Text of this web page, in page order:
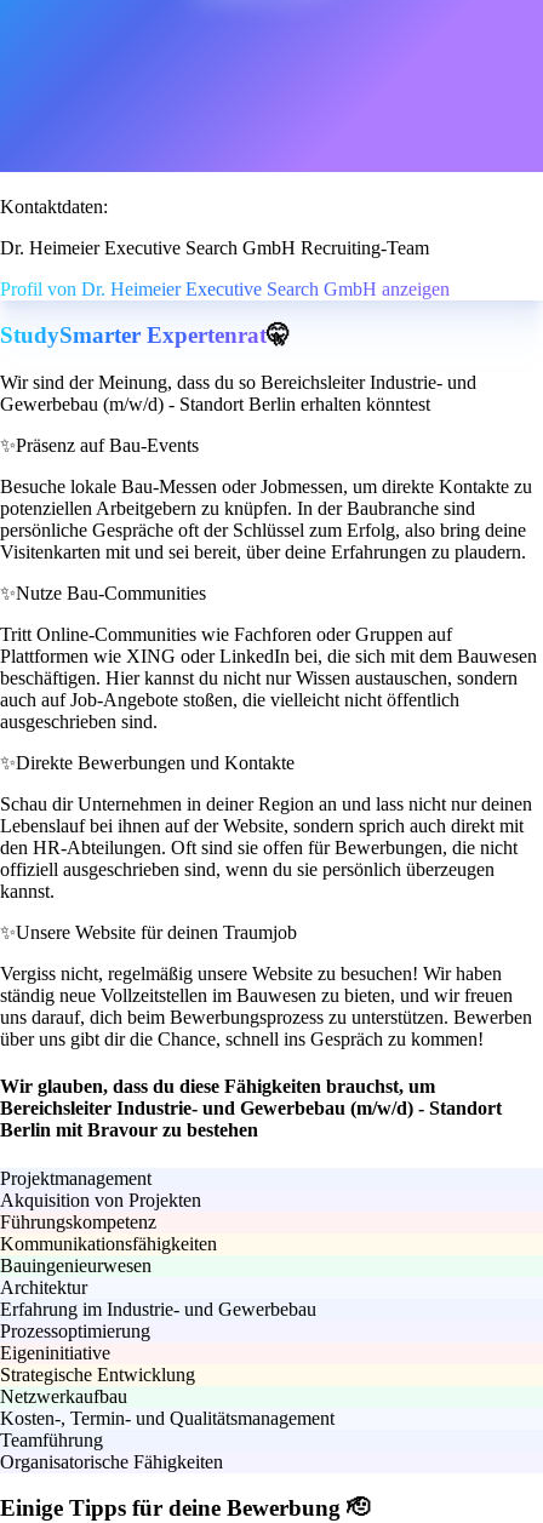
Kontaktdaten:
Dr. Heimeier Executive Search GmbH Recruiting-Team
Profil von Dr. Heimeier Executive Search GmbH anzeigen
StudySmarter Expertenrat🤫
Wir sind der Meinung, dass du so Bereichsleiter Industrie- und
Gewerbebau (m/w/d) - Standort Berlin erhalten könntest
✨Präsenz auf Bau-Events
Besuche lokale Bau-Messen oder Jobmessen, um direkte Kontakte zu
potenziellen Arbeitgebern zu knüpfen. In der Baubranche sind
persönliche Gespräche oft der Schlüssel zum Erfolg, also bring deine
Visitenkarten mit und sei bereit, über deine Erfahrungen zu plaudern.
✨Nutze Bau-Communities
Tritt Online-Communities wie Fachforen oder Gruppen auf
Plattformen wie XING oder LinkedIn bei, die sich mit dem Bauwesen
beschäftigen. Hier kannst du nicht nur Wissen austauschen, sondern
auch auf Job-Angebote stoßen, die vielleicht nicht öffentlich
ausgeschrieben sind.
✨Direkte Bewerbungen und Kontakte
Schau dir Unternehmen in deiner Region an und lass nicht nur deinen
Lebenslauf bei ihnen auf der Website, sondern sprich auch direkt mit
den HR-Abteilungen. Oft sind sie offen für Bewerbungen, die nicht
offiziell ausgeschrieben sind, wenn du sie persönlich überzeugen
kannst.
✨Unsere Website für deinen Traumjob
Vergiss nicht, regelmäßig unsere Website zu besuchen! Wir haben
ständig neue Vollzeitstellen im Bauwesen zu bieten, und wir freuen
uns darauf, dich beim Bewerbungsprozess zu unterstützen. Bewerben
über uns gibt dir die Chance, schnell ins Gespräch zu kommen!
Wir glauben, dass du diese Fähigkeiten brauchst, um
Bereichsleiter Industrie- und Gewerbebau (m/w/d) - Standort
Berlin mit Bravour zu bestehen
Projektmanagement
Akquisition von Projekten
Führungskompetenz
Kommunikationsfähigkeiten
Bauingenieurwesen
Architektur
Erfahrung im Industrie- und Gewerbebau
Prozessoptimierung
Eigeninitiative
Strategische Entwicklung
Netzwerkaufbau
Kosten-, Termin- und Qualitätsmanagement
Teamführung
Organisatorische Fähigkeiten
Einige Tipps für deine Bewerbung 🫡